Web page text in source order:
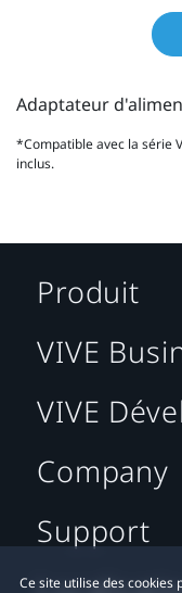
Adaptateur
*Compatible avec la série
inclus.
Ce site utilise des
Produit
VIVE
VIVE
Company
Support